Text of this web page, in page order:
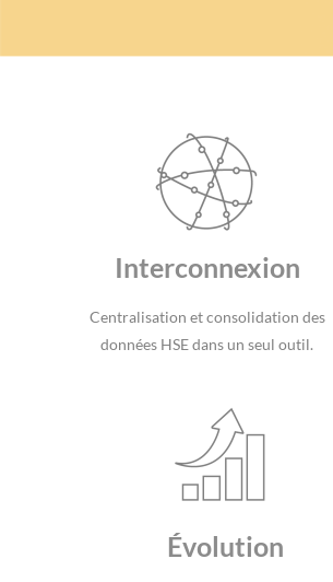
Interconnexion
Centralisation et consolidation des
données HSE dans un seul outil.
Évolution